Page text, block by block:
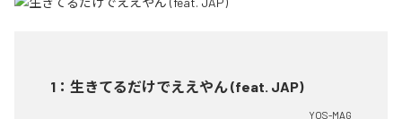
1 ： 生きてるだけでええやん (feat. JAP)
YOS-MAG